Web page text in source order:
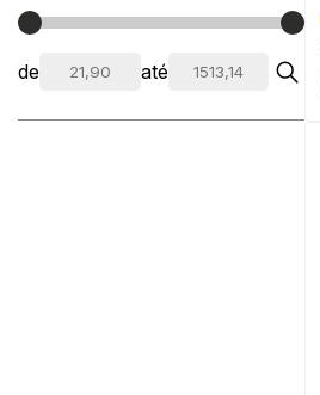
de até